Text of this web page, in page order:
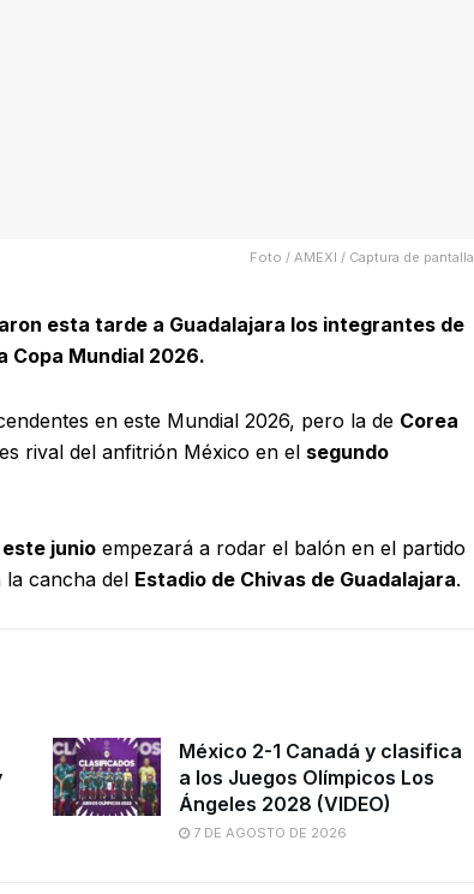
Foto / AMEXI / Captura de pantalla
esta tarde a Guadalajara los integrantes de
Copa Mundial 2026.
en este Mundial 2026, pero la de Corea
rival del anfitrión México en el segundo
junio empezará a rodar el balón en el partido
la cancha del Estadio de Chivas de Guadalajara.
México 2-1 Canadá y clasifica
a los Juegos Olímpicos Los
Ángeles 2028 (VIDEO)
7 DE AGOSTO DE 2026